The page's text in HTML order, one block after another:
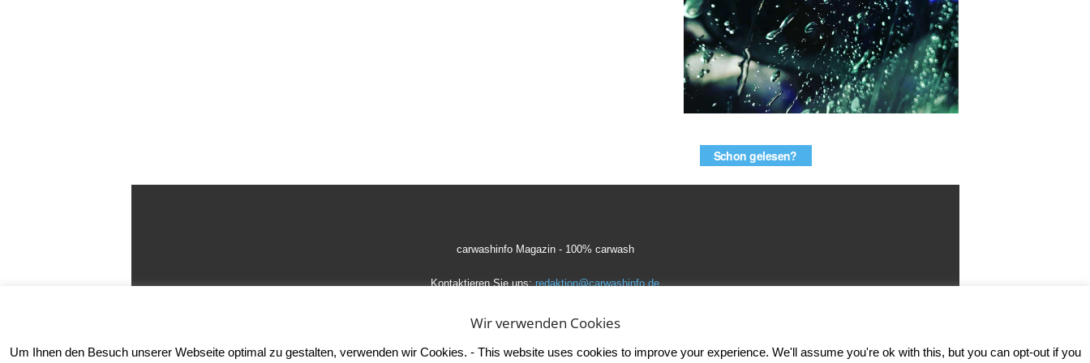
Schon gelesen?
carwashinfo Magazin - 100% carwash
Kontaktieren Sie uns:redaktion@carwashinfo.de
Wir verwenden Cookies
Um Ihnen den Besuch unserer Webseite optimal zu gestalten, verwenden wir Cookies. - This website uses cookies to improve your experience. We'll assume you're ok with this, but you can opt-out if you